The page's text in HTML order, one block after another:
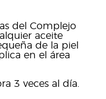
del Complejo
aceite
de la piel
en el área
3 veces al día.